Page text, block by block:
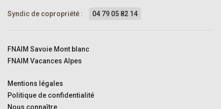
Syndic de copropriété : 04 79 05 82 14
FNAIM Savoie Mont blanc
FNAIM Vacances Alpes
Mentions légales
Politique de confidentialité
Nous connaître